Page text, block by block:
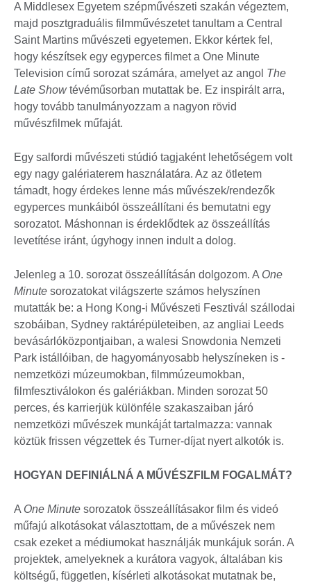
A Middlesex Egyetem szépművészeti szakán végeztem,
majd posztgraduális filmművészetet tanultam a Central
Saint Martins művészeti egyetemen. Ekkor kértek fel,
hogy készítsek egy egyperces filmet a One Minute
Television című sorozat számára, amelyet az angol The
Late Showtévéműsorban mutattak be. Ez inspirált arra,
hogy tovább tanulmányozzam a nagyon rövid
művészfilmek műfaját.
Egy salfordi művészeti stúdió tagjaként lehetőségem volt
egy nagy galériaterem használatára. Az az ötletem
támadt, hogy érdekes lenne más művészek/rendezők
egyperces munkáiból összeállítani és bemutatni egy
sorozatot. Máshonnan is érdeklődtek az összeállítás
levetítése iránt, úgyhogy innen indult a dolog.
Jelenleg a 10. sorozat összeállításán dolgozom. A One
Minute sorozatokat világszerte számos helyszínen
mutatták be: a Hong Kong-i Művészeti Fesztivál szállodai
szobáiban, Sydney raktárépületeiben, az angliai Leeds
bevásárlóközpontjaiban, a walesi Snowdonia Nemzeti
Park istállóiban, de hagyományosabb helyszíneken is -
nemzetközi múzeumokban, filmmúzeumokban,
filmfesztiválokon és galériákban. Minden sorozat 50
perces, és karrierjük különféle szakaszaiban járó
nemzetközi művészek munkáját tartalmazza: vannak
köztük frissen végzettek és Turner-díjat nyert alkotók is.
HOGYAN DEFINIÁLNÁ A MŰVÉSZFILM FOGALMÁT?
A One Minute sorozatok összeállításakor film és videó
műfajú alkotásokat választottam, de a művészek nem
csak ezeket a médiumokat használják munkájuk során. A
projektek, amelyeknek a kurátora vagyok, általában kis
költségű, független, kísérleti alkotásokat mutatnak be,